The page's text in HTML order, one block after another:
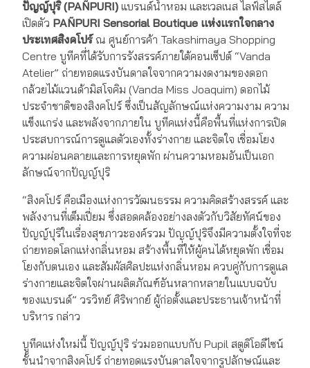
ปัญญ์ปุริ (PAÑPURI) แบรนด์น้ำหอม และเวลเนส ไลฟ์สไตล์
เปิดตัว PAÑPURI Sensorial Boutique แห่งแรกใจกลาง
ประเทศสิงคโปร์ณ ศูนย์การค้า Takashimaya Shopping
Centre บูทีคที่ได้รับการรังสรรค์ภายใต้คอนเซ็ปต์ “Vanda
Atelier” ถ่ายทอดแรงบันดาลใจจากความงดงามของดอก
กล้วยไม้แวนด้ามิสโจคิม (Vanda Miss Joaquim) ดอกไม้
ประจำชาติของสิงคโปร์ ซึ่งเป็นสัญลักษณ์แห่งความงาม ความ
แข็งแกร่ง และพลังจากภายใน บูทีคแห่งนี้คือพื้นที่แห่งการเปิด
ประสบการณ์การดูแลตัวเองทั้งร่างกาย และจิตใจ เชื่อมโยง
ความผ่อนคลายและการหยุดพัก ผ่านความหอมอันเป็นเอก
ลักษณ์จากปัญญ์ปุริ
“สิงคโปร์ คือเมืองแห่งการวัฒนธรรม ความคิดสร้างสรรค์ และ
พลังงานที่เต็มเปี่ยม ซึ่งสอดคล้องอย่างลงตัวกับวิสัยทัศน์ของ
ปัญญ์ปุริในเรื่องสุขภาวะองค์รวม ปัญญ์ปุริจึงมีความตั้งใจที่จะ
ถ่ายทอดโลกแห่งกลิ่นหอม สร้างพื้นที่ให้ผู้คนได้หยุดพัก เชื่อม
โยงกับตนเอง และสัมผัสศิลปะแห่งกลิ่นหอม ควบคู่กับการดูแล
ร่างกายและจิตใจผ่านผลิตภัณฑ์อันหลากหลายในแบบฉบับ
ของแบรนด์” วรวิทย์ ศิริพากย์ ผู้ก่อตั้งและประธานเจ้าหน้าที่
บริหาร กล่าว
บูทีคแห่งใหม่นี้ ปัญญ์ปุริ ร่วมออกแบบกับ Pupil สตูดิโอดีไซน์
ชั้นนำจากสิงคโปร์ ถ่ายทอดแรงบันดาลใจจากรูปลักษณ์และ